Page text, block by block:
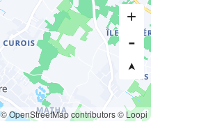
© OpenStreetMap contributors© Loopi